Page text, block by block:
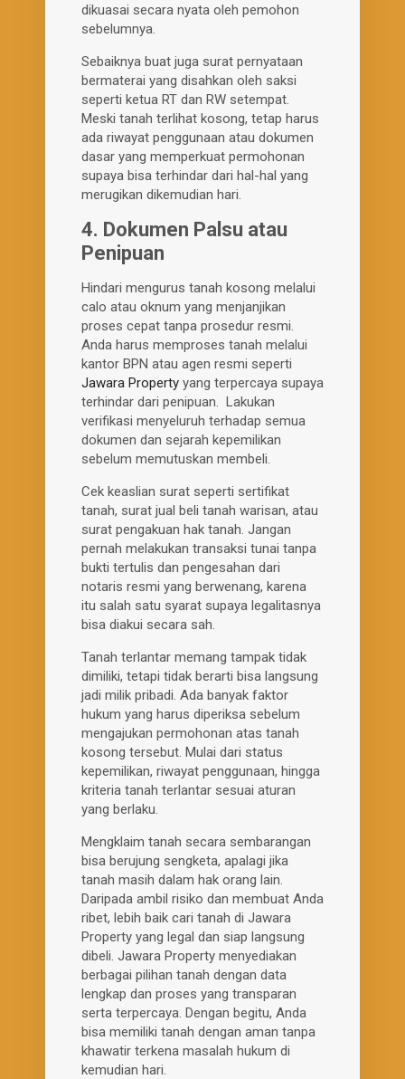
dikuasai secara nyata oleh pemohon
sebelumnya.
Sebaiknya buat juga surat pernyataan
bermaterai yang disahkan oleh saksi
seperti ketua RT dan RW setempat.
Meski tanah terlihat kosong, tetap harus
ada riwayat penggunaan atau dokumen
dasar yang memperkuat permohonan
supaya bisa terhindar dari hal-hal yang
merugikan dikemudian hari.
4. Dokumen Palsu atau
Penipuan
Hindari mengurus tanah kosong melalui
calo atau oknum yang menjanjikan
proses cepat tanpa prosedur resmi.
Anda harus memproses tanah melalui
kantor BPN atau agen resmi seperti
Jawara Property yang terpercaya supaya
terhindar dari penipuan. Lakukan
verifikasi menyeluruh terhadap semua
dokumen dan sejarah kepemilikan
sebelum memutuskan membeli.
Cek keaslian surat seperti sertifikat
tanah, surat jual beli tanah warisan, atau
surat pengakuan hak tanah. Jangan
pernah melakukan transaksi tunai tanpa
bukti tertulis dan pengesahan dari
notaris resmi yang berwenang, karena
itu salah satu syarat supaya legalitasnya
bisa diakui secara sah.
Tanah terlantar memang tampak tidak
dimiliki, tetapi tidak berarti bisa langsung
jadi milik pribadi. Ada banyak faktor
hukum yang harus diperiksa sebelum
mengajukan permohonan atas tanah
kosong tersebut. Mulai dari status
kepemilikan, riwayat penggunaan, hingga
kriteria tanah terlantar sesuai aturan
yang berlaku.
Mengklaim tanah secara sembarangan
bisa berujung sengketa, apalagi jika
tanah masih dalam hak orang lain.
Daripada ambil risiko dan membuat Anda
ribet, lebih baik cari tanah di Jawara
Property yang legal dan siap langsung
dibeli. Jawara Property menyediakan
berbagai pilihan tanah dengan data
lengkap dan proses yang transparan
serta terpercaya. Dengan begitu, Anda
bisa memiliki tanah dengan aman tanpa
khawatir terkena masalah hukum di
kemudian hari.